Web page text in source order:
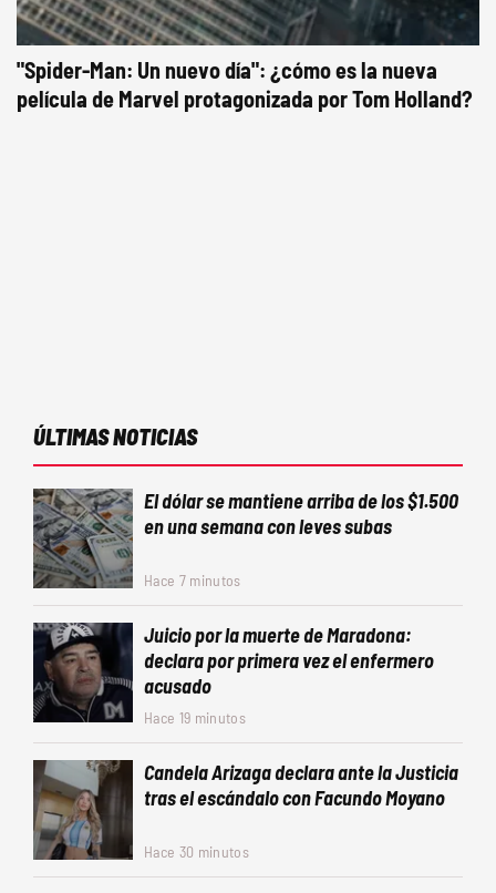
"Spider-Man: Un nuevo día": ¿cómo es la nueva
película de Marvel protagonizada por Tom Holland?
ÚLTIMAS NOTICIAS
El dólar se mantiene arriba de los $1.500
en una semana con leves subas
Hace 7 minutos
Juicio por la muerte de Maradona:
declara por primera vez el enfermero
acusado
Hace 19 minutos
Candela Arizaga declara ante la Justicia
tras el escándalo con Facundo Moyano
Hace 30 minutos